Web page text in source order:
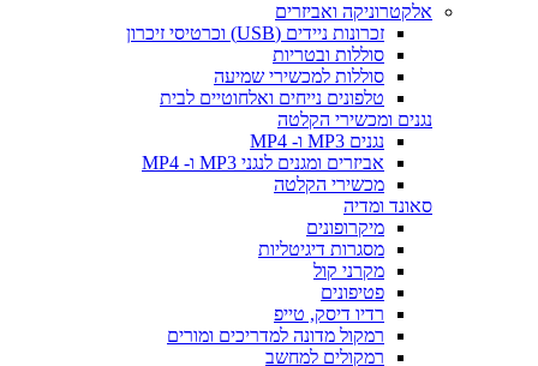
אלקטרוניקה ואביזרים
זכרונות ניידים (USB) וכרטיסי זיכרון
סוללות ובטריות
סוללות למכשירי שמיעה
טלפונים נייחים ואלחוטיים לבית
נגנים ומכשירי הקלטה
נגנים MP3 ו- MP4
אביזרים ומגנים לנגני MP3 ו- MP4
מכשירי הקלטה
סאונד ומדיה
מיקרופונים
מסגרות דיגיטליות
מקרני קול
פטיפונים
רדיו דיסק, טייפ
רמקול מדונה למדריכים ומורים
רמקולים למחשב